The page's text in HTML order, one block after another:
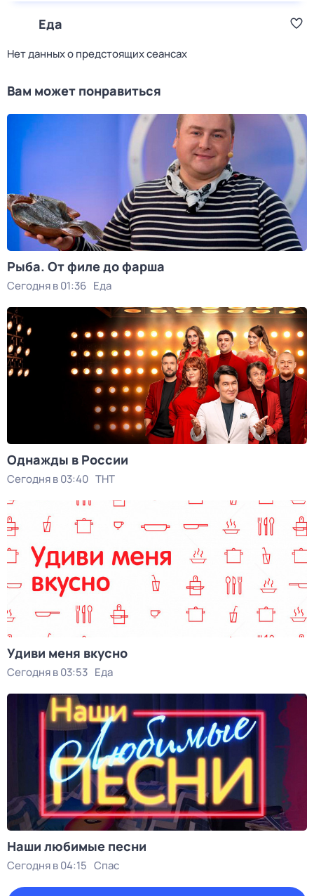
Еда
Нет данных о предстоящих сеансах
Вам может понравиться
Рыба. От филе до фарша
Сегодня в 01:36 Еда
Однажды в России
Сегодня в 03:40 ТНТ
Удиви меня вкусно
Сегодня в 03:53 Еда
Наши любимые песни
Сегодня в 04:15 Спас